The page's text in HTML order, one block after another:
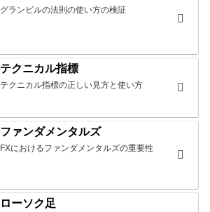
グランビルの法則の使い方の検証
テクニカル指標
テクニカル指標の正しい見方と使い方
ファンダメンタルズ
FXにおけるファンダメンタルズの重要性
ローソク足